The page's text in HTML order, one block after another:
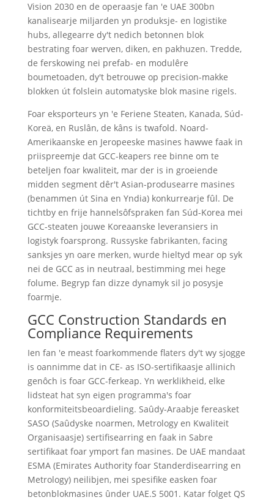
Vision 2030 en de operaasje fan 'e UAE 300bn
kanalisearje miljarden yn produksje- en logistike
hubs, allegearre dy't nedich betonnen blok
bestrating foar werven, diken, en pakhuzen. Tredde,
de ferskowing nei prefab- en modulêre
boumetoaden, dy't betrouwe op precision-makke
blokken út folslein automatyske blok masine rigels.
Foar eksporteurs yn 'e Feriene Steaten, Kanada, Súd-
Koreä, en Ruslân, de kâns is twafold. Noard-
Amerikaanske en Jeropeeske masines hawwe faak in
priispreemje dat GCC-keapers ree binne om te
beteljen foar kwaliteit, mar der is in groeiende
midden segment dêr't Asian-produsearre masines
(benammen út Sina en Yndia) konkurrearje fûl. De
tichtby en frije hannelsôfspraken fan Súd-Korea mei
GCC-steaten jouwe Koreaanske leveransiers in
logistyk foarsprong. Russyske fabrikanten, facing
sanksjes yn oare merken, wurde hieltyd mear op syk
nei de GCC as in neutraal, bestimming mei hege
folume. Begryp fan dizze dynamyk sil jo posysje
foarmje.
GCC Construction Standards en
Compliance Requirements
Ien fan 'e meast foarkommende flaters dy't wy sjogge
is oannimme dat in CE- as ISO-sertifikaasje allinich
genôch is foar GCC-ferkeap. Yn werklikheid, elke
lidsteat hat syn eigen programma's foar
konformiteitsbeoardieling. Saûdy-Araabje fereasket
SASO (Saûdyske noarmen, Metrology en Kwaliteit
Organisaasje) sertifisearring en faak in Sabre
sertifikaat foar ymport fan masines. De UAE mandaat
ESMA (Emirates Authority foar Standerdisearring en
Metrology) neilibjen, mei spesifike easken foar
betonblokmasines ûnder UAE.S 5001. Katar folget QS